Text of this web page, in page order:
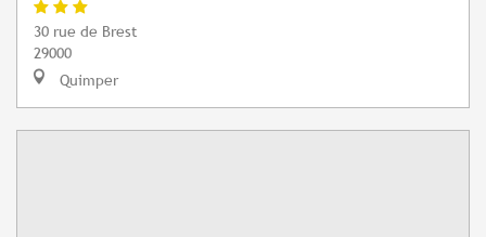
30 rue de Brest
29000
Quimper